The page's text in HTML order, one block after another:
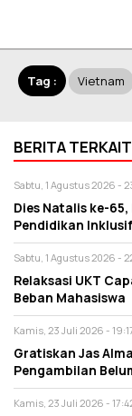
Tag : Vietnam
BERITA TERKAIT
Sabtu, 1 Agustus 2026 -
Dies Natalis ke-
Pendidikan
Sabtu, 1 Agustus 2026 -
Relaksasi UKT
Beban Mahasiswa
Kamis, 23 Juli 2026 -
Gratiskan Jas
Pengambilan
Kamis, 23 Juli 2026 -